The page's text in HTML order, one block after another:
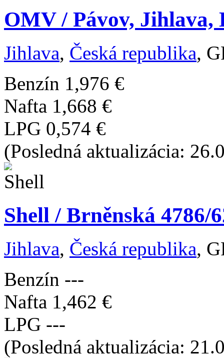
OMV / Pávov, Jihlava,
Jihlava, Česká republika,
Benzín 1,976 €
Nafta 1,668 €
LPG 0,574 €
(Posledná aktualizácia:
Shell / Brněnská 4786/
Jihlava, Česká republika,
Benzín ---
Nafta 1,462 €
LPG ---
(Posledná aktualizácia: